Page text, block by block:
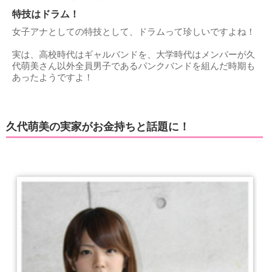
特技はドラム！
女子アナとしての特技として、ドラムって珍しいですよね！
実は、高校時代はギャルバンドを、大学時代はメンバーが久
代萌美さん以外全員男子であるパンクバンドを組んだ時期も
あったようですよ！
久代萌美の実家がお金持ちと話題に！